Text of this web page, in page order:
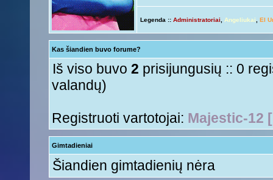
Nesquik« Ant 01 Rgs, 2015 6:12 pm »ačiū ačiū ir jus
Anny!« Ant 01 Rgs, 2015 11:50 am »Ir tave
Tori« Ant 01 Rgs, 2015 11:17 am »Su naujais mokslo metais
aha
Legenda :: Administratoriai Angeliukai El
Kas šiandien buvo forume?
Iš viso buvo 2 prisijungusių :: 0
valandų)
Registruoti vartotojai: Majestic-12
Gimtadieniai
Šiandien gimtadienių nėra